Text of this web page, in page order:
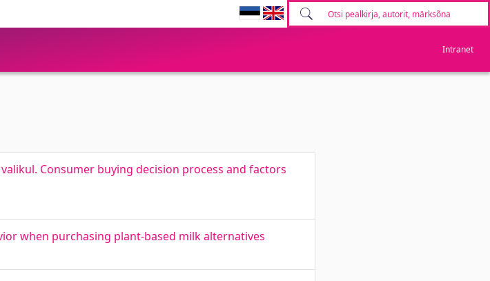
Intranet
Consumer buying decision process and factors
when purchasing plant-based milk alternatives